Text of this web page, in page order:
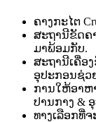
ຄາງກະໄຕ
ສະຖານີຂັດຄ
ມາພ້ອມກັບ.
ສະຖານີເຄື່
ອຸປະກອນຊ່ວ
ການໃຫ້ອາຫ
ປານກາງ &
ທາງ​ເລືອກ​ທີ່​